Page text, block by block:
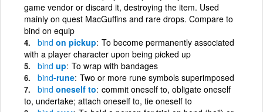
game vendor or discard it, destroying the item. Used
mainly on quest MacGuffins and rare drops. Compare to
bind on equip
bind on pickup To become permanently associated
with a player character upon being picked up
bind up To wrap with bandages
bind-rune Two or more rune symbols superimposed
bind oneself to commit oneself to, obligate oneself
to, undertake; attach oneself to, tie oneself to